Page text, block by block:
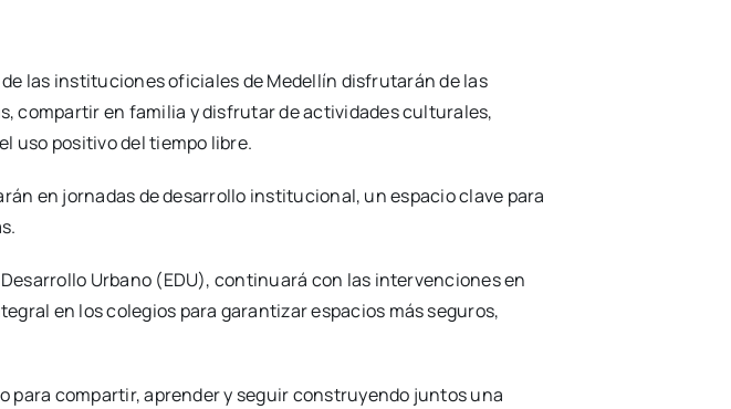
las instituciones oficiales de Medellín disfrutarán de las
compartir en familia y disfrutar de actividades culturales,
uso positivo del tiempo libre.
en jornadas de desarrollo institucional, un espacio clave para
Urbano (EDU), continuará con las intervenciones en
en los colegios para garantizar espacios más seguros,
compartir, aprender y seguir construyendo juntos una